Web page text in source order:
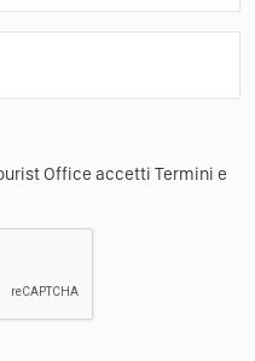
Office accetti Termini e